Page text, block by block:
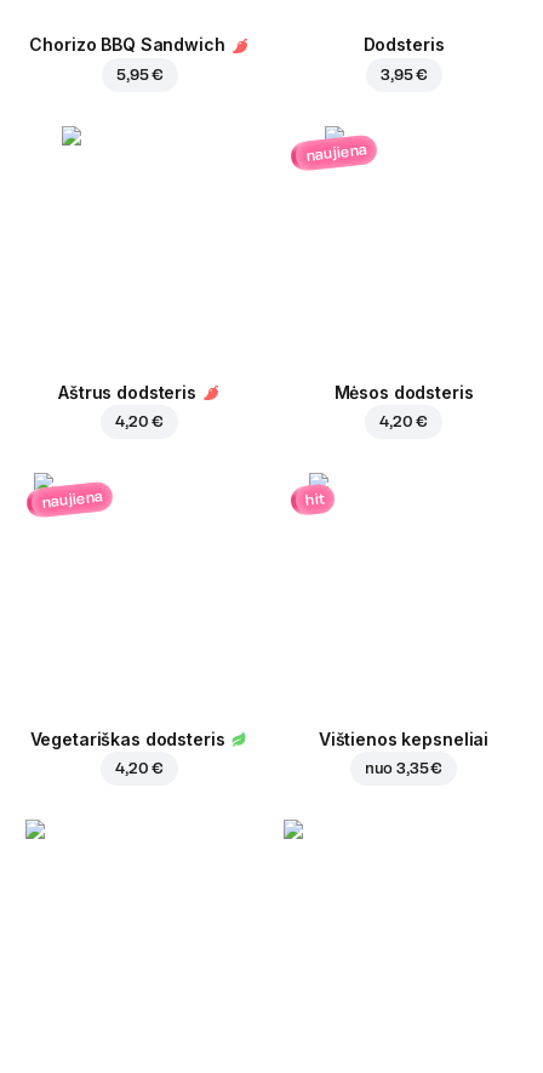
Chorizo BBQ Sandwich
5,95 €
Dodsteris
3,95 €
Aštrus dodsteris
4,20 €
naujiena
Mėsos dodsteris
4,20 €
naujiena
Vegetariškas dodsteris
4,20 €
hit
Vištienos kepsneliai
nuo3,35 €